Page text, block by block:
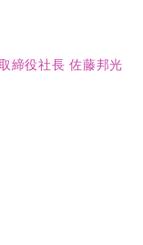
締役社長 佐藤邦光